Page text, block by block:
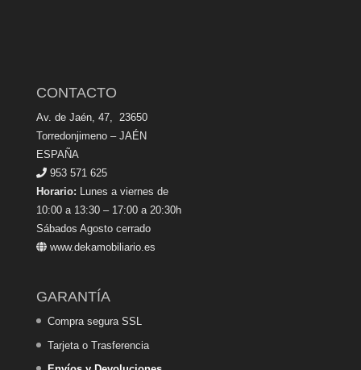
CONTACTO
Av. de Jaén, 47, 23650
Torredonjimeno – JAÉN
ESPAÑA
953 571 625
Horario: Lunes a viernes de
10:00 a 13:30 – 17:00 a 20:30h
Sábados Agosto cerrado
www.dekamobiliario.es
GARANTÍA
Compra segura SSL
Tarjeta o Trasferencia